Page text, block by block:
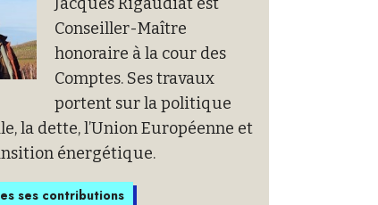
Conseiller-Maître
honoraire à la cour des
Comptes. Ses travaux
portent sur la politique
la dette, l’Union Européenne et
énergétique.
ses contributions